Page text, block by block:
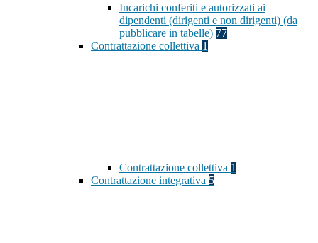
Incarichi conferiti e autorizzati ai
dipendenti (dirigenti e non dirigenti) (da
pubblicare in tabelle) 77
Contrattazione collettiva 1
Contrattazione collettiva 1
Contrattazione integrativa 5